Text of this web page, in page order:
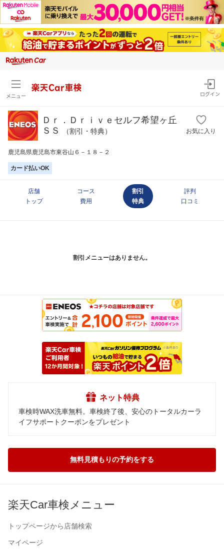
メニュー
楽天Car車検
ログイン
Ｄｒ．Ｄｒｉｖｅセルフ希望ヶ丘
ＳＳ
（割引・特典） お気に入り
鹿児島県鹿児島市東谷山６－１８－２
カード払いOK
店舗
トップ
コース
費用
割引
特典
評判
口コミ
割引メニューはありません。
ネット特典
車検時WAX洗車無料。車検終了後、安心のトータルカーラ
イフサポートクーポンをプレゼント
無料見積もりの予約をする
楽天Car車検メニュー
トップページから店舗検索
マイページ